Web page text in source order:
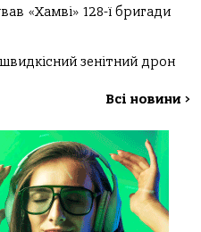
«Хамві» 128-ї бригади
зенітний дрон
Всі новини >